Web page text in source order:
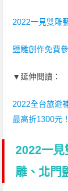
2022一見雙雕
鹽雕創作免費
▼延伸閱讀：
2022全台旅遊
最高折1300元！
2022一見
雕、北門